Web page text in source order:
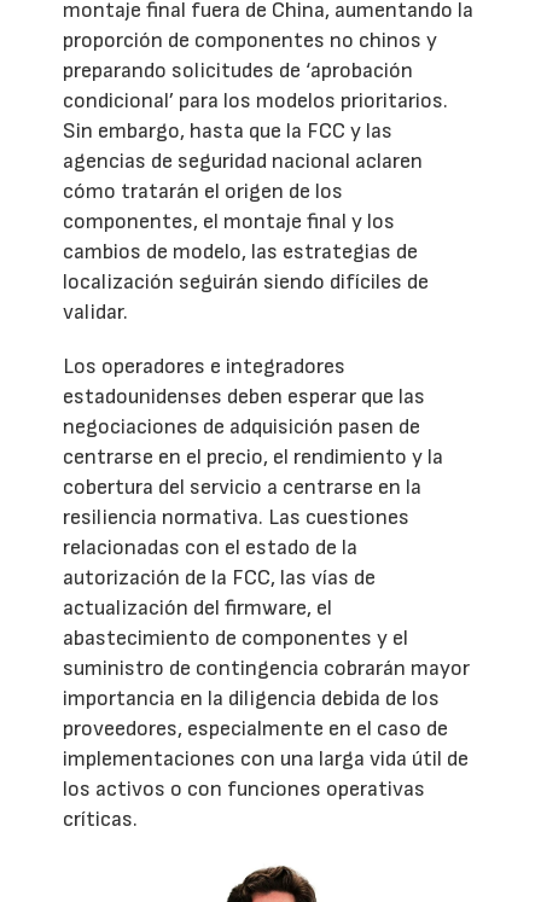
montaje final fuera de China, aumentando la
proporción de componentes no chinos y
preparando solicitudes de ‘aprobación
condicional’ para los modelos prioritarios.
Sin embargo, hasta que la FCC y las
agencias de seguridad nacional aclaren
cómo tratarán el origen de los
componentes, el montaje final y los
cambios de modelo, las estrategias de
localización seguirán siendo difíciles de
validar.
Los operadores e integradores
estadounidenses deben esperar que las
negociaciones de adquisición pasen de
centrarse en el precio, el rendimiento y la
cobertura del servicio a centrarse en la
resiliencia normativa. Las cuestiones
relacionadas con el estado de la
autorización de la FCC, las vías de
actualización del firmware, el
abastecimiento de componentes y el
suministro de contingencia cobrarán mayor
importancia en la diligencia debida de los
proveedores, especialmente en el caso de
implementaciones con una larga vida útil de
los activos o con funciones operativas
críticas.